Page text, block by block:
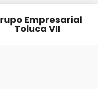
Empresarial
Toluca VII